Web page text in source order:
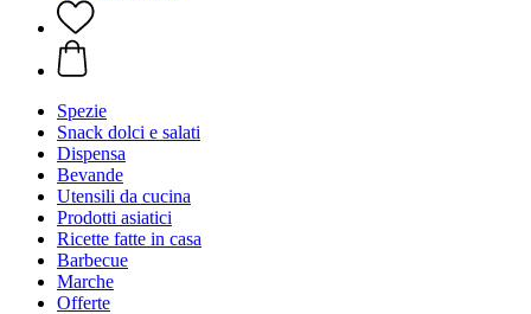
Spezie
Snack dolci e salati
Dispensa
Bevande
Utensili da cucina
Prodotti asiatici
Ricette fatte in casa
Barbecue
Marche
Offerte